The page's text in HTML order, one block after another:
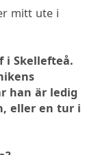
mitt ute i
i Skellefteå.
han är ledig
eller en tur i